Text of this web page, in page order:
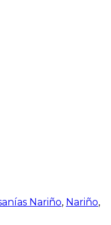
Nariño, Nariño,